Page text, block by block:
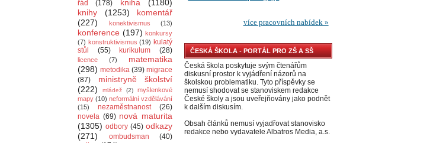
řád
(178) kniha
(1180)
knihy
(1253)
komentář
(227)
konektivismus (13)
konference (197) konkursy
(7) konstruktivismus (19) kulatý
stůl
(55) kurikulum (28)
licence (7)
matematika
(298) metodika (39) migrace
(87)
ministryně školství
(222)
mládež (2)
myšlenkové
mapy (10) neformální vzdělávání
(15)
nezaměstnanost
(26)
novela (69) nová maturita
(1305) odbory (45) odkazy
(271)
ombudsman
(40)
ČESKÁ ŠKOLA - PORTÁL PRO ZŠ A SŠ
Česká škola poskytuje svým čtenářům
diskusní prostor k vyjádření názorů na
školskou problematiku. Tyto příspěvky se
nemusí shodovat se stanoviskem redakce
České školy a jsou uveřejňovány jako podnět
k dalším diskusím.
Obsah článků nemusí vyjadřovat stanovisko
redakce nebo vydavatele Albatros Media, a.s.